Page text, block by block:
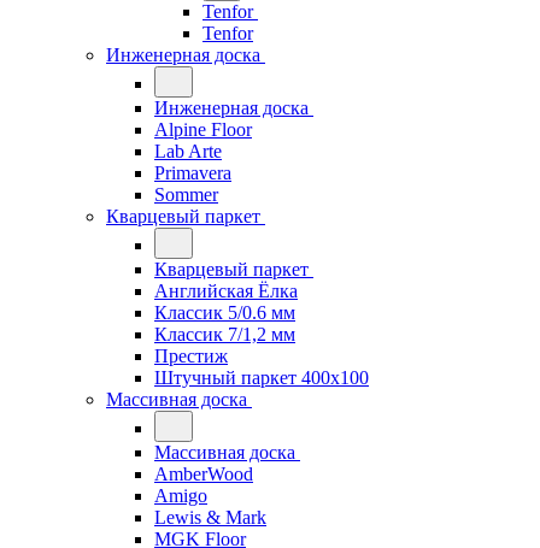
Tenfor
Tenfor
Инженерная доска
Инженерная доска
Alpine Floor
Lab Arte
Primavera
Sommer
Кварцевый паркет
Кварцевый паркет
Английская Ёлка
Классик 5/0.6 мм
Классик 7/1,2 мм
Престиж
Штучный паркет 400x100
Массивная доска
Массивная доска
AmberWood
Amigo
Lewis & Mark
MGK Floor